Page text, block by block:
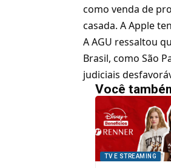
como venda de
casada. AApple
A AGU ressaltou
Brasil, como São
judiciais
Você
TV E STREAMING